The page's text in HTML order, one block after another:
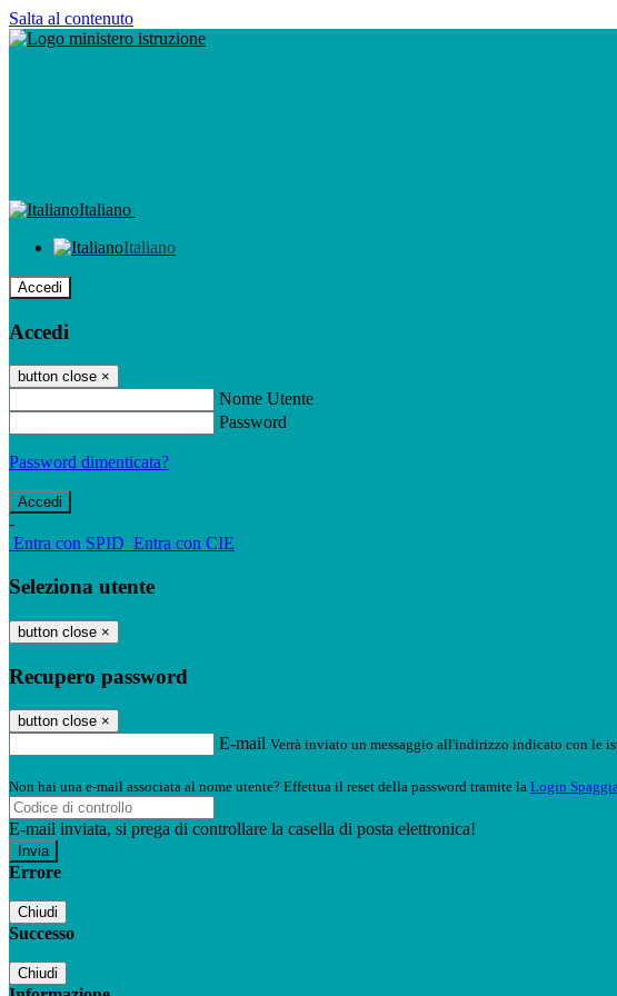
Salta al contenuto
Italiano
Italiano
Accedi
Accedi
button close ×
Nome Utente
Password
Password dimenticata?
-
Entra con SPID Entra con CIE
Seleziona utente
button close ×
Recupero password
button close ×
E-mail Verrà inviato un messaggio all'indirizzo indicato con le
Non hai una e-mail associata al nome utente? Effettua il reset della password tramite la Login
E-mail inviata, si prega di controllare la casella di posta elettronica!
Errore
Chiudi
Successo
Chiudi